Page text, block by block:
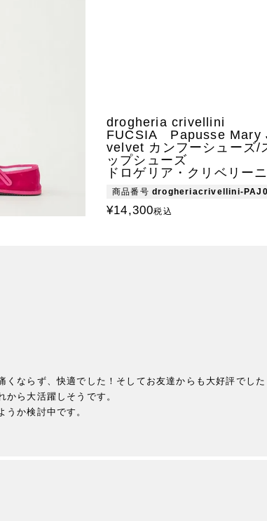
drogheria crivellini
FUCSIA Papusse Mary
velvet カンフーシューズ/
ップシューズ
ドロゲリア・クリベリーニ
商品番号 drogheriacrivellini-
¥14,300税込
ならず、快適でした！そしてお友達からも大好評でした
ら大活躍しそうです。
か検討中です。